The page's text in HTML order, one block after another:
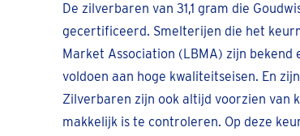
De zilverbaren van 31,1 gram die
gecertificeerd. Smelterijen die het
Market Association (LBMA) zijn
voldoen aan hoge kwaliteitseisen. En
Zilverbaren zijn ook altijd voorzien van
makkelijk is te controleren. Op deze